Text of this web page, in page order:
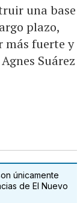
una base
plazo,
más fuerte y
Suárez
únicamente
de El Nuevo